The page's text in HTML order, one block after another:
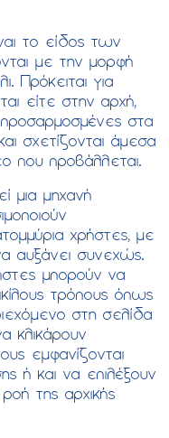
το είδος των
με την μορφή
Πρόκειται για
είτε στην αρχή,
στα
σχετίζονται άμεσα
που προβάλλεται.
μια μηχανή
χρήστες, με
αυξάνει συνεχώς.
μπορούν να
τρόπους όπως
στη σελίδα
κλικάρουν
εμφανίζονται
ή και να επιλέξουν
της αρχικής